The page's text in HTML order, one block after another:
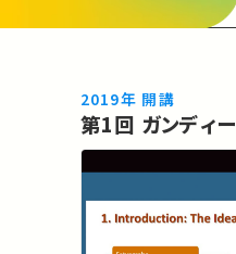
2019年 開講
第1回 ガン